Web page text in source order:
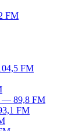
FM
FM
— 89,8 FM
FM